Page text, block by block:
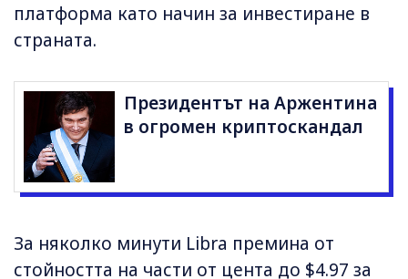
платформа като начин за инвестиране в
страната.
Президентът на Аржентина
в огромен криптоскандал
За няколко минути Libra премина от
стойността на части от цента до $4.97 за